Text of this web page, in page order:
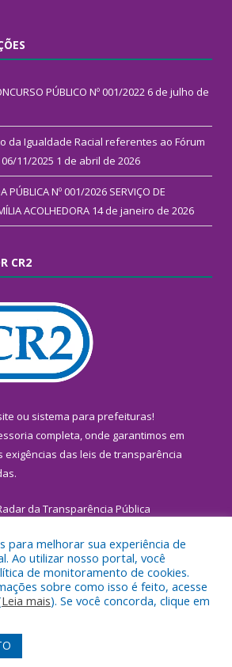
PÚBLICO Nº 001/2022 6 de julho de
da Igualdade Racial referentes ao Fórum
11/2025 1 de abril de 2026
PÚBLICA Nº 001/2026 SERVIÇO DE
ACOLHEDORA 14 de janeiro de 2026
CR2
ou sistema para prefeituras!
completa, onde garantimos em
exigências das leis de transparência
da Transparência Pública
reservados a Prefeitura Municipal de
Inhangapi.
Área Administrativa
para melhorar sua experiência de
Ao utilizar nosso portal, você
de monitoramento de cookies.
sobre como isso é feito, acesse
Leia mais). Se você concorda, clique em